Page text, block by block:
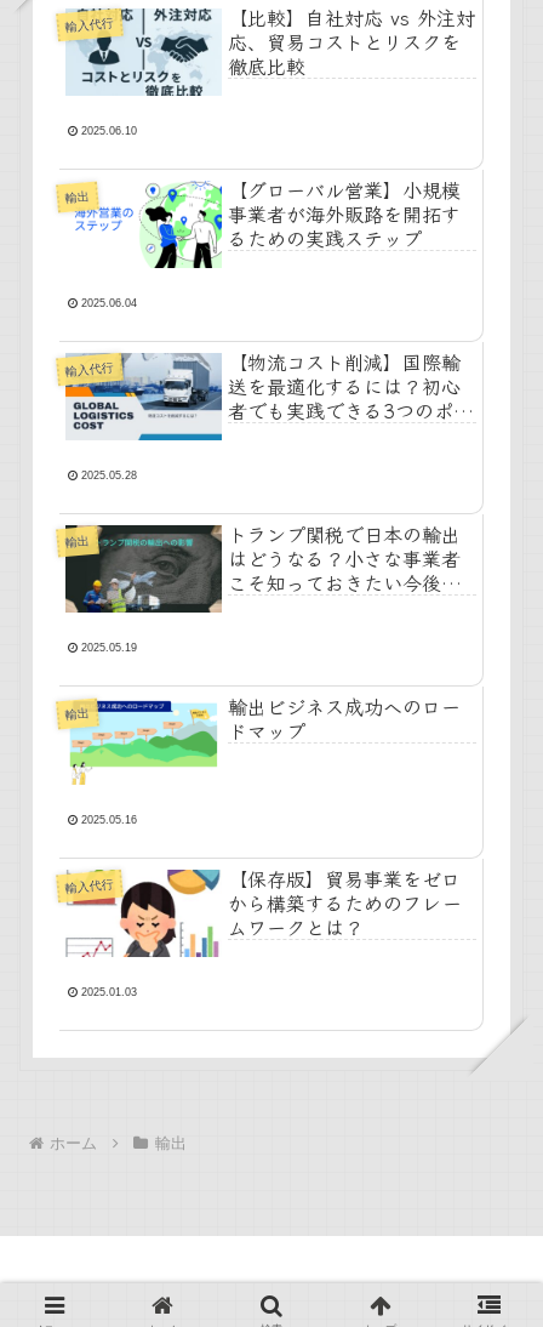
輸入代行
【比較】自社対応 vs 外注対
応、貿易コストとリスクを
徹底比較
2025.06.10
輸出
【グローバル営業】小規模
事業者が海外販路を開拓す
るための実践ステップ
2025.06.04
輸入代行
【物流コスト削減】国際輸
送を最適化するには？初心
者でも実践できる3つのポイ
2025.05.28
輸出
トランプ関税で日本の輸出
はどうなる？小さな事業者
こそ知っておきたい今後の
2025.05.19
輸出
輸出ビジネス成功へのロー
ドマップ
2025.05.16
輸入代行
【保存版】貿易事業をゼロ
から構築するためのフレー
ムワークとは？
2025.01.03
ホーム 輸出
Copyright © 2024 みんなの貿易 All Rights Reserved.